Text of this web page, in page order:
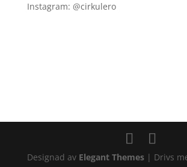
Instagram: @cirkulero
Designad av Elegant Themes| Drivs